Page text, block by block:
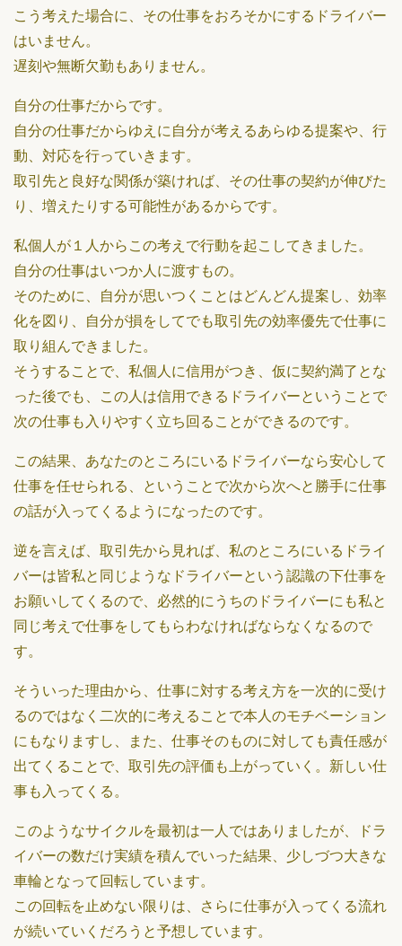
こう考えた場合に、その仕事をおろそかにするドライバー
はいません。
遅刻や無断欠勤もありません。
自分の仕事だからです。
自分の仕事だからゆえに自分が考えるあらゆる提案や、行
動、対応を行っていきます。
取引先と良好な関係が築ければ、その仕事の契約が伸びた
り、増えたりする可能性があるからです。
私個人が１人からこの考えで行動を起こしてきました。
自分の仕事はいつか人に渡すもの。
そのために、自分が思いつくことはどんどん提案し、効率
化を図り、自分が損をしてでも取引先の効率優先で仕事に
取り組んできました。
そうすることで、私個人に信用がつき、仮に契約満了とな
った後でも、この人は信用できるドライバーということで
次の仕事も入りやすく立ち回ることができるのです。
この結果、あなたのところにいるドライバーなら安心して
仕事を任せられる、ということで次から次へと勝手に仕事
の話が入ってくるようになったのです。
逆を言えば、取引先から見れば、私のところにいるドライ
バーは皆私と同じようなドライバーという認識の下仕事を
お願いしてくるので、必然的にうちのドライバーにも私と
同じ考えで仕事をしてもらわなければならなくなるので
す。
そういった理由から、仕事に対する考え方を一次的に受け
るのではなく二次的に考えることで本人のモチベーション
にもなりますし、また、仕事そのものに対しても責任感が
出てくることで、取引先の評価も上がっていく。新しい仕
事も入ってくる。
このようなサイクルを最初は一人ではありましたが、ドラ
イバーの数だけ実績を積んでいった結果、少しづつ大きな
車輪となって回転しています。
この回転を止めない限りは、さらに仕事が入ってくる流れ
が続いていくだろうと予想しています。